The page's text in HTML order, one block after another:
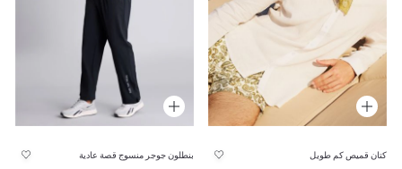
كتان قميص كم طويل بنطلون جوجر منسوج قصة عادية